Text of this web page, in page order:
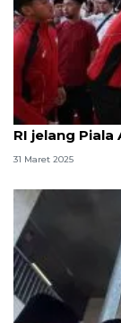
KJRI Jeddah
RI jelang Piala
31 Maret 2025